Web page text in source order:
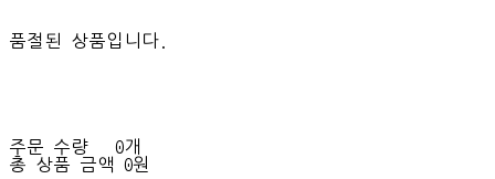
품절된 상품입니다.
주문 수량
0개
총 상품 금액
0원